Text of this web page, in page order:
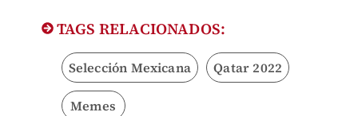
TAGS RELACIONADOS:
Selección Mexicana Qatar 2022
Memes